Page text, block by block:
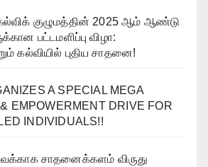
குழுமத்தின் 2025 ஆம் ஆண்டு
பட்டமளிப்பு விழா:
கல்வியில் புதிய சாதனை!
A SPECIAL MEGA
EMPOWERMENT DRIVE FOR
INDIVIDUALS!!
சாதனைக்களம் விருது